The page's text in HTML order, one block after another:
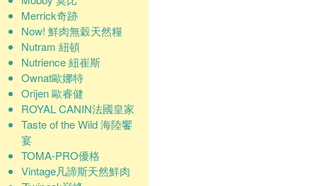
Merrick奇跡
Now! 鮮肉無穀天然糧
Nutram 紐頓
Nutrience 紐崔斯
Ownat歐娜特
Orijen 歐睿健
ROYAL CANIN法國皇家
Taste of the Wild 海陸饗
宴
TOMA-PRO優格
Vintage凡諦斯天然鮮肉